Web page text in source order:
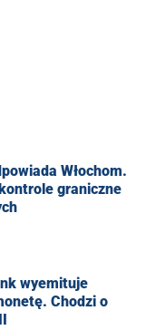
Włochom.
graniczne
wyemituje
Chodzi o